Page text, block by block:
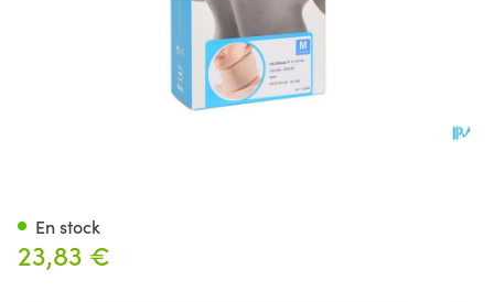
23,83 €
En stock